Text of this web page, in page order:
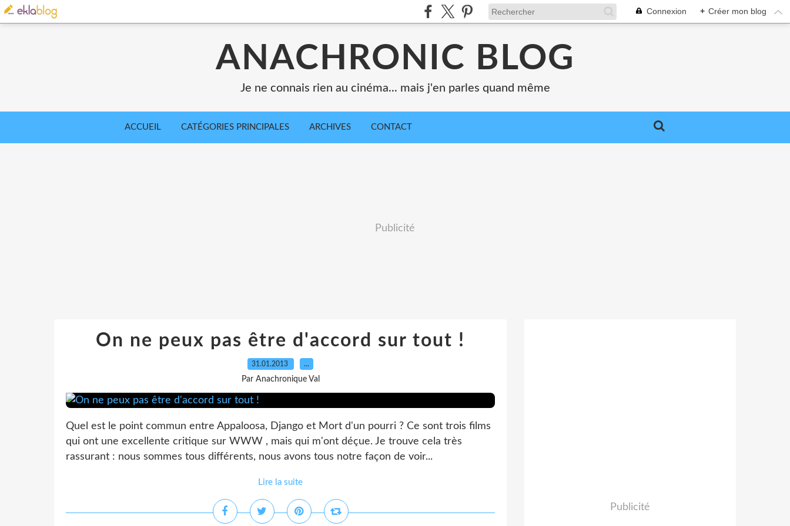
Connexion + Créer mon blog
ANACHRONIC BLOG
Je ne connais rien au cinéma... mais j'en parles quand même
ACCUEIL CATÉGORIES PRINCIPALES ARCHIVES CONTACT
Publicité
On ne peux pas être d'accord sur tout !
31.01.2013 …
Par Anachronique Val
Quel est le point commun entre Appaloosa, Django et Mort d'un pourri ? Ce sont trois films
qui ont une excellente critique sur WWW , mais qui m'ont déçue. Je trouve cela très
rassurant : nous sommes tous différents, nous avons tous notre façon de voir...
Lire la suite
Publicité